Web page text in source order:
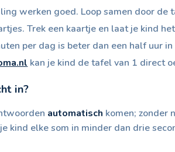
werken goed. Loop samen door
Trek een kaartje en laat je kind
per dag is beter dan een half uur
kan je kind de tafel van 1 direct
in?
automatisch komen; zonder
kind elke som in minder dan drie